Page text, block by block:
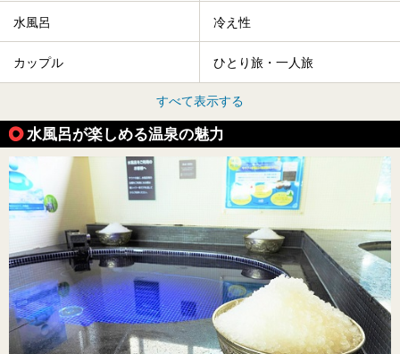
水風呂 冷え性
カップル ひとり旅・一人旅
すべて表示する
水風呂が楽しめる温泉の魅力